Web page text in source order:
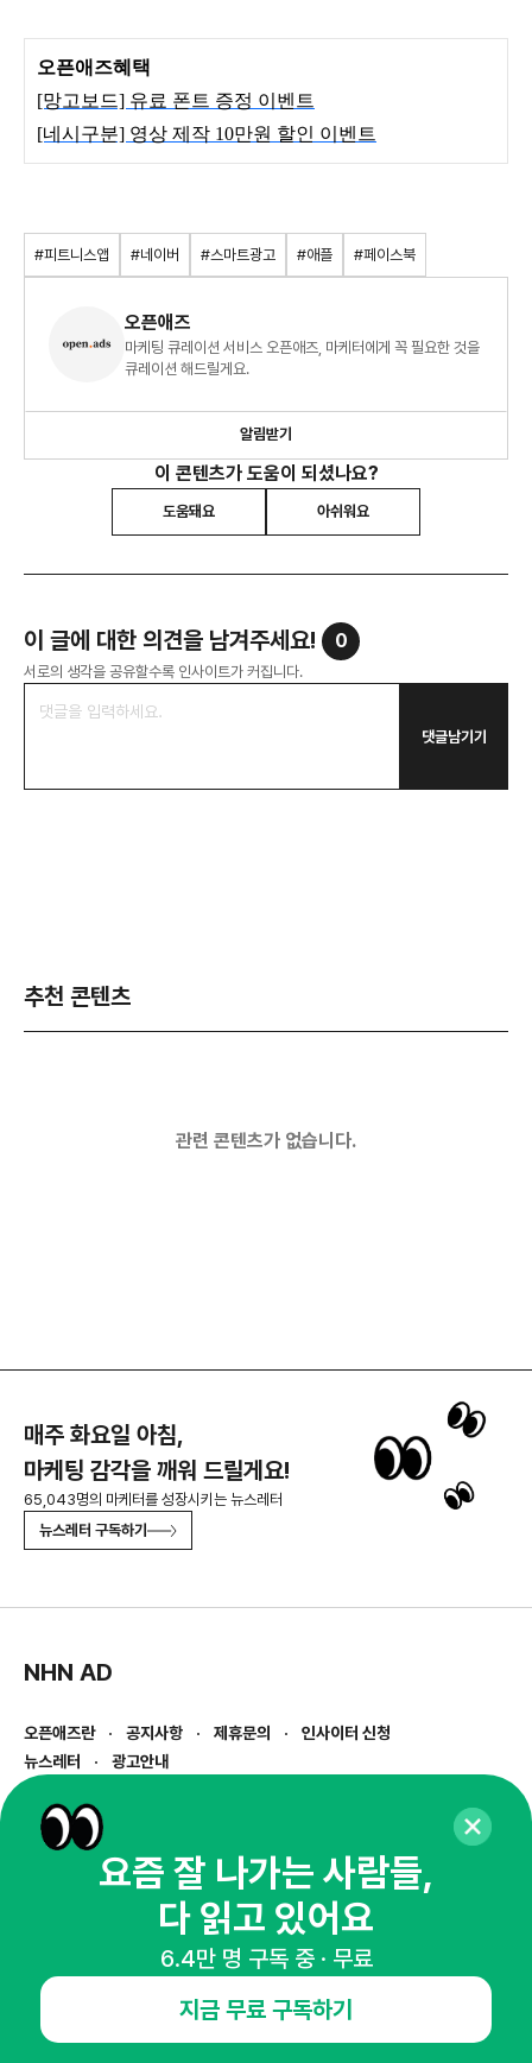
오픈애즈혜택
[망고보드] 유료 폰트 증정 이벤트
[네시구분] 영상 제작 10만원 할인 이벤트
#피트니스앱 #네이버 #스마트광고 #애플 #페이스북
오픈애즈
마케팅 큐레이션 서비스 오픈애즈, 마케터에게 꼭 필요한 것을
큐레이션 해드릴게요.
알림받기
이 콘텐츠가 도움이 되셨나요?
도움돼요 아쉬워요
이 글에 대한 의견을 남겨주세요! 0
서로의 생각을 공유할수록 인사이트가 커집니다.
댓글남기기
추천 콘텐츠
관련 콘텐츠가 없습니다.
매주 화요일 아침,
마케팅 감각을 깨워 드릴게요!
65,043명의 마케터를 성장시키는 뉴스레터
뉴스레터 구독하기
NHN AD
오픈애즈란 공지사항 제휴문의
인사이터 신청
뉴스레터
광고안내
경기도 성남시 분당구 대왕판교로645번길 16
사업자등록번호 : 144-81-27690(
통신판매업신고번호 : 2014-경기성남-1023
호스팅서비스사업자 : 오픈애즈
1800-2198
openads@openads.co.kr
이용약관
요즘 잘 나가는 사람들,
다 읽고 있어요
6.4만 명 구독 중 · 무료
지금 무료 구독하기